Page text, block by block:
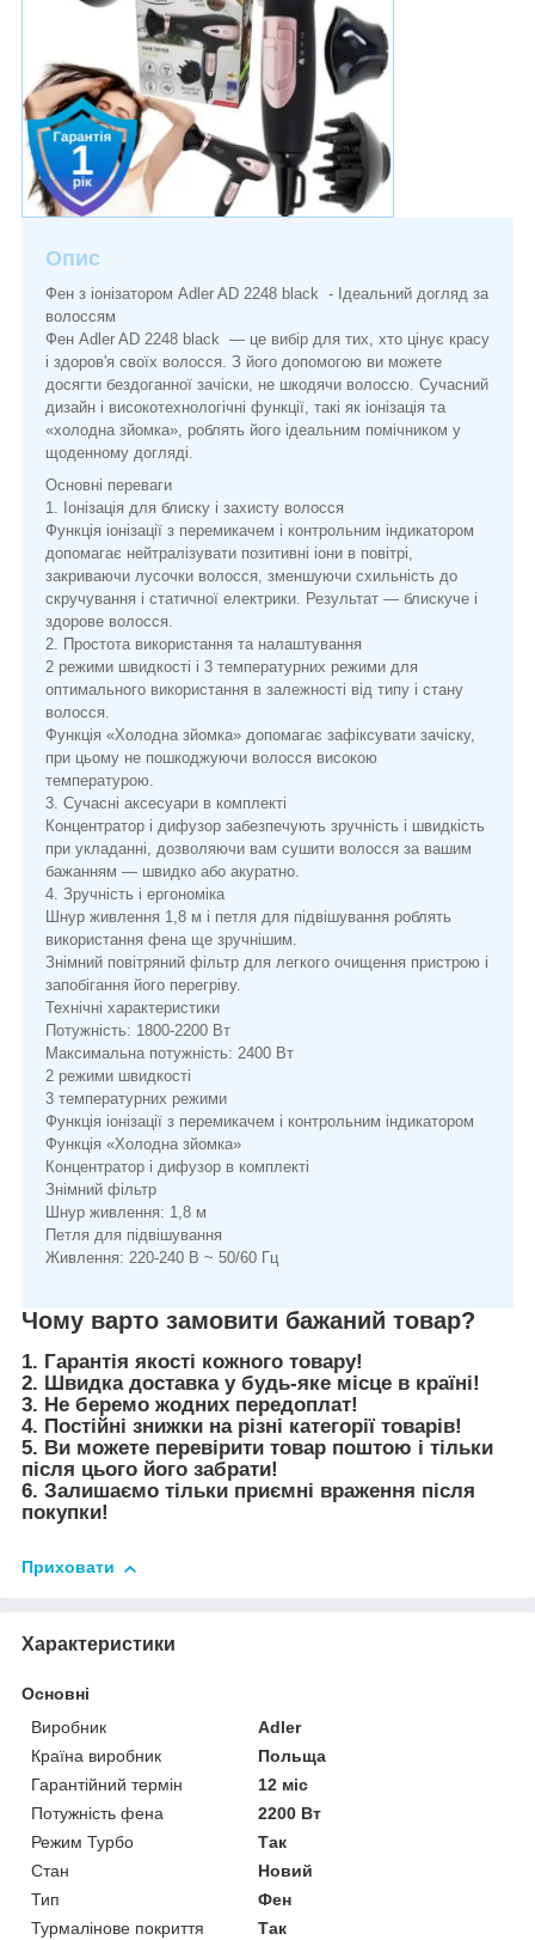
Опис
Фен з іонізатором Adler AD 2248 black - Ідеальний догляд за
волоссям
Фен Adler AD 2248 black — це вибір для тих, хто цінує красу
і здоров'я своїх волосся. З його допомогою ви можете
досягти бездоганної зачіски, не шкодячи волоссю. Сучасний
дизайн і високотехнологічні функції, такі як іонізація та
«холодна зйомка», роблять його ідеальним помічником у
щоденному догляді.
Основні переваги
1. Іонізація для блиску і захисту волосся
Функція іонізації з перемикачем і контрольним індикатором
допомагає нейтралізувати позитивні іони в повітрі,
закриваючи лусочки волосся, зменшуючи схильність до
скручування і статичної електрики. Результат — блискуче і
здорове волосся.
2. Простота використання та налаштування
2 режими швидкості і 3 температурних режими для
оптимального використання в залежності від типу і стану
волосся.
Функція «Холодна зйомка» допомагає зафіксувати зачіску,
при цьому не пошкоджуючи волосся високою
температурою.
3. Сучасні аксесуари в комплекті
Концентратор і дифузор забезпечують зручність і швидкість
при укладанні, дозволяючи вам сушити волосся за вашим
бажанням — швидко або акуратно.
4. Зручність і ергономіка
Шнур живлення 1,8 м і петля для підвішування роблять
використання фена ще зручнішим.
Знімний повітряний фільтр для легкого очищення пристрою і
запобігання його перегріву.
Технічні характеристики
Потужність: 1800-2200 Вт
Максимальна потужність: 2400 Вт
2 режими швидкості
3 температурних режими
Функція іонізації з перемикачем і контрольним індикатором
Функція «Холодна зйомка»
Концентратор і дифузор в комплекті
Знімний фільтр
Шнур живлення: 1,8 м
Петля для підвішування
Живлення: 220-240 В ~ 50/60 Гц
Чому варто замовити бажаний товар?
1. Гарантія якості кожного товару!
2. Швидка доставка у будь-яке місце в країні!
3. Не беремо жодних передоплат!
4. Постійні знижки на різні категорії товарів!
5. Ви можете перевірити товар поштою і тільки
після цього його забрати!
6. Залишаємо тільки приємні враження після
покупки!
Приховати
Характеристики
Основні
Виробник
Adler
Країна виробник
Польща
Гарантійний термін
12 міс
Потужність фена
2200 Вт
Режим Турбо
Так
Стан
Новий
Тип
Фен
Турмалінове покриття
Так